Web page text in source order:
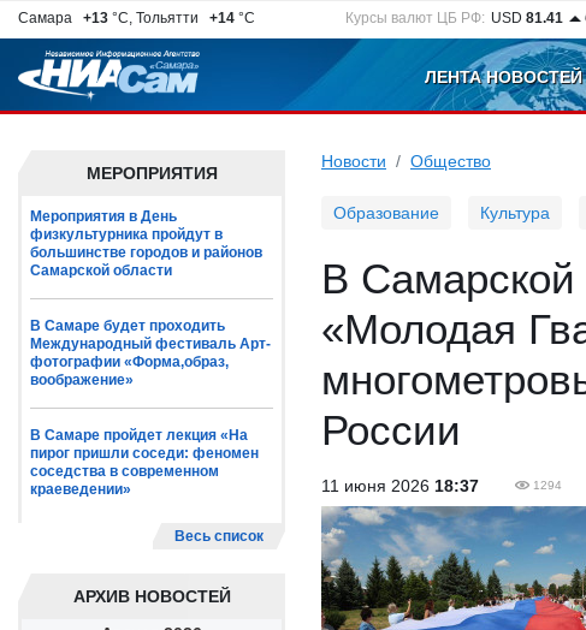
Самара +13 °C, Тольятти +14 °C Курсы валют ЦБ РФ: USD 81.41
ЛЕНТА НОВОСТЕЙ
МЕРОПРИЯТИЯ
Мероприятия в День
физкультурника пройдут в
большинстве городов и районов
Самарской области
В Самаре будет проходить
Международный фестиваль Арт-
фотографии «Форма,образ,
воображение»
В Самаре пройдет лекция «На
пирог пришли соседи: феномен
соседства в современном
краеведении»
Весь список
АРХИВ НОВОСТЕЙ
Новости Общество
Образование Культура
В Самарской
«Молодая
России
11 июня 2026 18:37 1294